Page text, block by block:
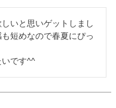
いと思いゲットしまし
短めなので春夏にぴっ
いです^^